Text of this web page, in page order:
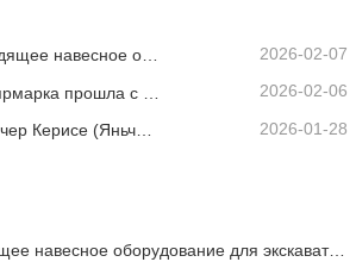
Как выбрать подходящее навесное оборудование для экскаватора при земляных и выравнивающих работах 2026-02-07
2026-02-06
2026-01-28
Как выбрать подходящее навесное оборудование для экскаватора при земляных и выравнивающих работах